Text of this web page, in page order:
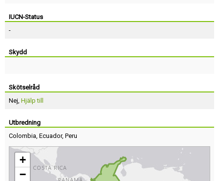
IUCN-Status
-
Skydd
Skötselråd
Nej, Hjälp till
Utbredning
Colombia, Ecuador, Peru
+
−